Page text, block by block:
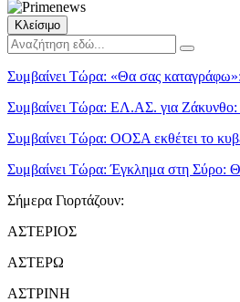
Κλείσιμο
Συμβαίνει Τώρα: «Θα σας
Συμβαίνει Τώρα: ΕΛ.ΑΣ. για Ζάκυνθο:
Συμβαίνει Τώρα: ΟΟΣΑ εκθέτει το
Συμβαίνει Τώρα: Έγκλημα στη Σύρο:
Σήμερα Γιορτάζουν:
ΑΣΤΕΡΙΟΣ
ΑΣΤΕΡΩ
ΑΣΤΡΙΝΗ